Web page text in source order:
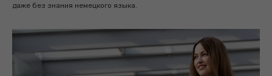
даже без знания немецкого языка.